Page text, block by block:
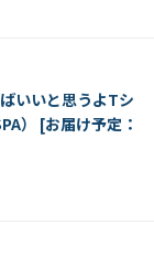
いいと思うよTシ
） [お届け予定：